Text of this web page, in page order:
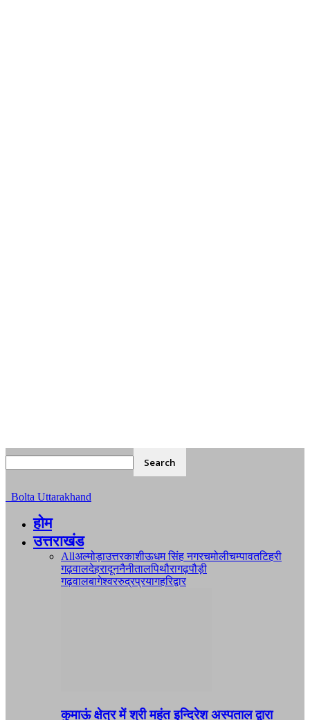
Bolta Uttarakhand
होम
उत्तराखंड
Allअल्मोड़ाउत्तरकाशीऊधम सिंह नगरचमोलीचम्पावतटिहरी
गढ़वालदेहरादूननैनीतालपिथौरागढ़पौड़ी
गढ़वालबागेश्वररुद्रप्रयागहरिद्वार
कुमाऊं क्षेत्र में श्री महंत इन्दिरेश अस्पताल द्वारा